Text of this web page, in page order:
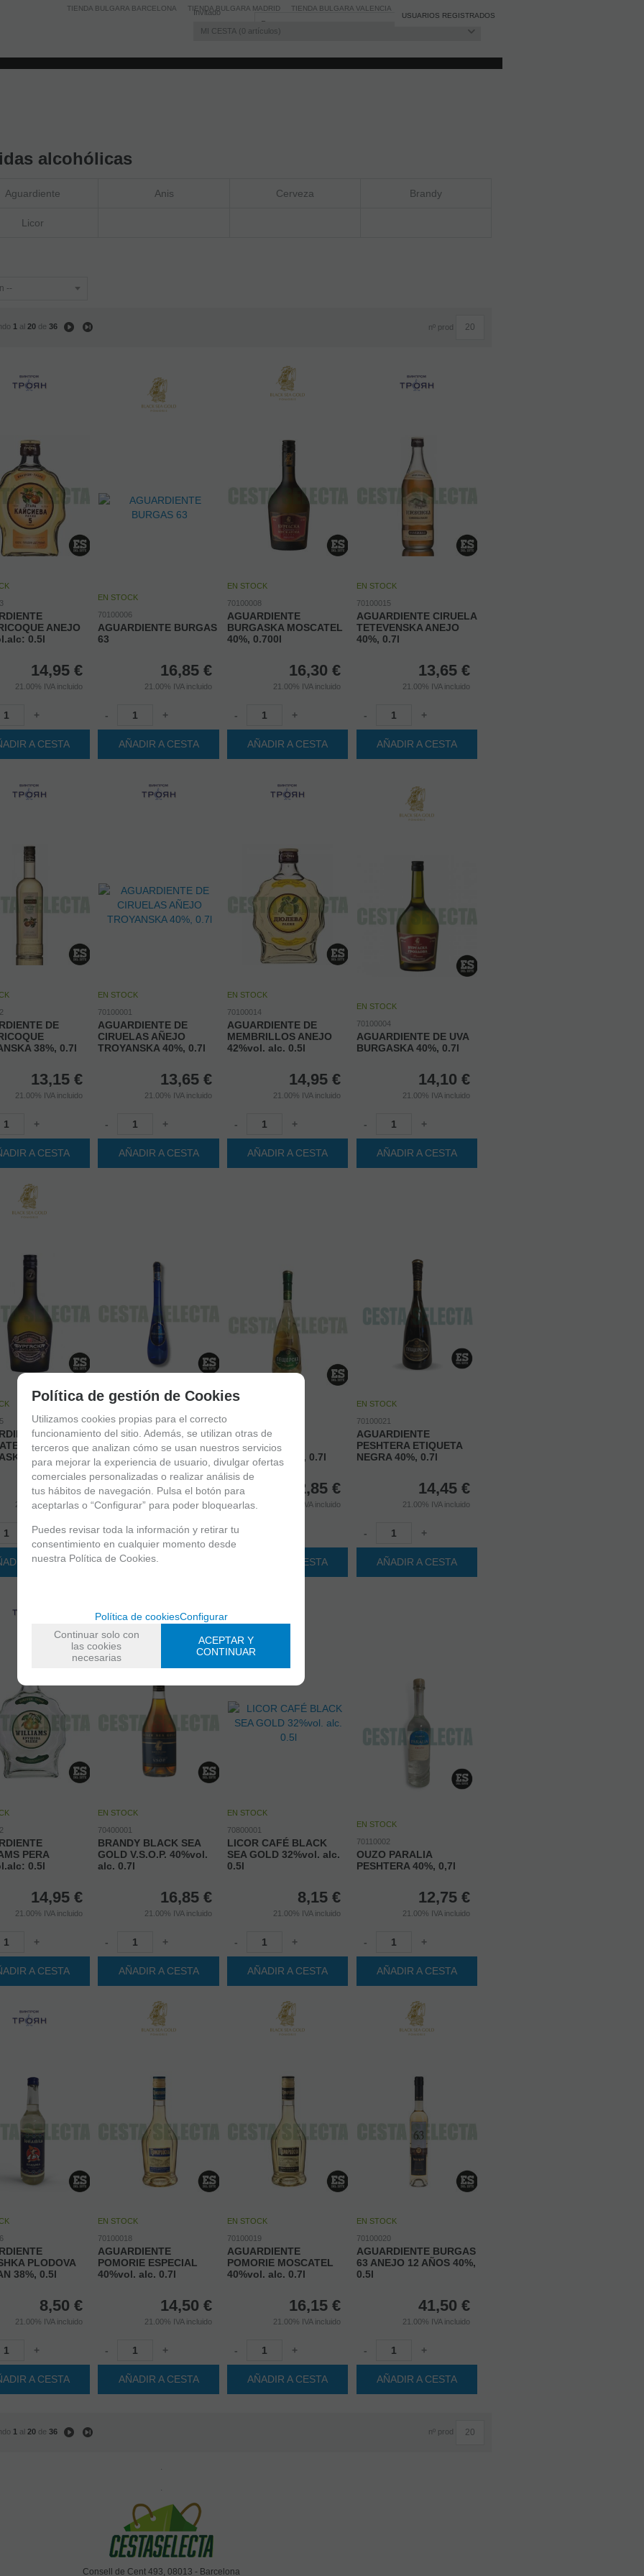
Invitado Registro/Iniciar sesión
MI CESTA 0 artículos
USUARIOS REGISTRADOS
TIENDA BULGARA BARCELONA TIENDA BULGARA MADRID TIENDA BULGARA VALENCIA
alcohólicas
Aguardiente Anis Cerveza Brandy
Licor
1 al 20 de36 nº prod
ANEJO
0.5l
14,95 €
21.00% IVA incluido
+
A CESTA
EN STOCK
70100006
AGUARDIENTE BURGAS
63
16,85 €
21.00% IVA incluido
- +
AÑADIR A CESTA
EN STOCK
70100008
AGUARDIENTE
BURGASKA MOSCATEL
40%, 0.700l
16,30 €
21.00% IVA incluido
- +
AÑADIR A CESTA
EN STOCK
70100015
AGUARDIENTE CIRUELA
TETEVENSKA ANEJO
40%, 0.7l
13,65 €
21.00% IVA incluido
- +
AÑADIR A CESTA
DE
38%, 0.7l
13,15 €
21.00% IVA incluido
+
A CESTA
EN STOCK
70100001
AGUARDIENTE DE
CIRUELAS AÑEJO
TROYANSKA 40%, 0.7l
13,65 €
21.00% IVA incluido
- +
AÑADIR A CESTA
EN STOCK
70100014
AGUARDIENTE DE
MEMBRILLOS ANEJO
42%vol. alc. 0.5l
14,95 €
21.00% IVA incluido
- +
AÑADIR A CESTA
EN STOCK
70100004
AGUARDIENTE DE UVA
BURGASKA 40%, 0.7l
14,10 €
21.00% IVA incluido
- +
AÑADIR A CESTA
7 AÑOS
40%, 0.7l
18,50 €
21.00%IVA incluido
+
A CESTA
EN STOCK
70100003
AGUARDIENTE
MOSCATEL PESHTERA
40%, 0.5l
21,20 €
21.00% IVA incluido
- +
AÑADIR A CESTA
70100022
AGUARDIENTE
PESHTERA 40%, 0.7l
12,85 €
IVA incluido
-
AÑADIR A CESTA
EN STOCK
70100021
AGUARDIENTE
PESHTERA ETIQUETA
NEGRA 40%, 0.7l
14,45 €
21.00% IVA incluido
- +
AÑADIR A CESTA
PERA
0.5l
14,95 €
21.00% IVA incluido
+
A CESTA
EN STOCK
70400001
BRANDY BLACK SEA
GOLD V.S.O.P. 40%vol.
alc. 0.7l
16,85 €
21.00% IVA incluido
- +
AÑADIR A CESTA
EN STOCK
70800001
LICOR CAFÉ BLACK
SEA GOLD 32%vol. alc.
0.5l
8,15 €
21.00% IVA incluido
- +
AÑADIR A CESTA
EN STOCK
70110002
OUZO PARALIA
PESHTERA 40%, 0,7l
12,75 €
21.00% IVA incluido
- +
AÑADIR A CESTA
PLODOVA
38%, 0.5l
8,50 €
21.00% IVA incluido
+
A CESTA
EN STOCK
70100018
AGUARDIENTE
POMORIE ESPECIAL
40%vol. alc. 0.7l
14,50 €
21.00% IVA incluido
- +
AÑADIR A CESTA
EN STOCK
70100019
AGUARDIENTE
POMORIE MOSCATEL
40%vol. alc. 0.7l
16,15 €
21.00% IVA incluido
- +
AÑADIR A CESTA
EN STOCK
70100020
AGUARDIENTE BURGAS
63 ANEJO 12 AÑOS 40%,
0.5l
41,50 €
21.00% IVA incluido
- +
AÑADIR A CESTA
1 al 20 de36 nº prod
.
.
Consell de Cent 493, 08013 - Barcelona
Política de gestión de Cookies
Utilizamos cookies propias para el correcto
funcionamiento del sitio. Además, se utilizan otras de
terceros que analizan cómo se usan nuestros servicios
para mejorar la experiencia de usuario, divulgar ofertas
comerciales personalizadas o realizar análisis de
tus hábitos de navegación. Pulsa el botón para
aceptarlas o “Configurar” para poder bloquearlas.
Puedes revisar toda la información y retirar tu
consentimiento en cualquier momento desde
nuestra Política de Cookies.
Política de cookiesConfigurar
Continuar solo con
las cookies
necesarias
ACEPTAR Y
CONTINUAR